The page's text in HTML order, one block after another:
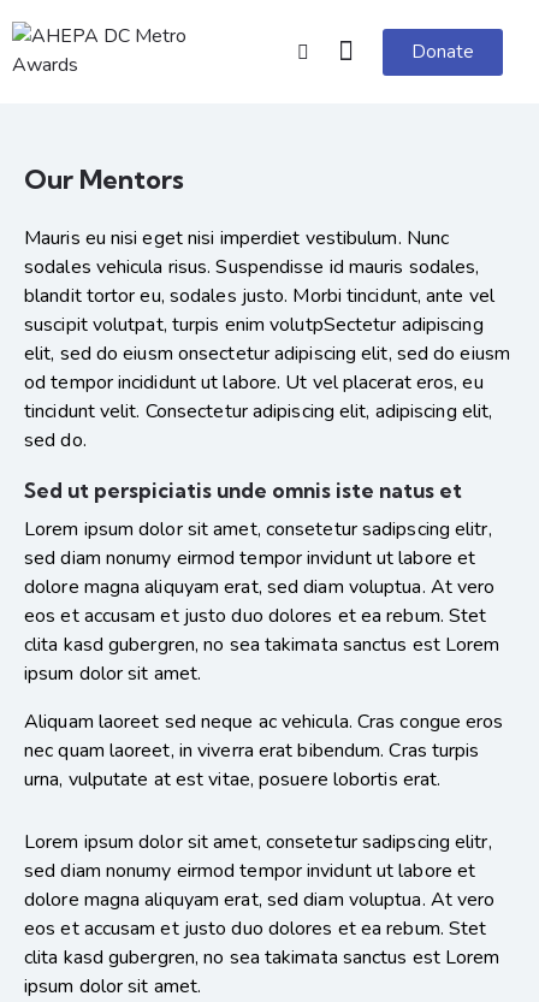
Donate
Our Mentors
Mauris eu nisi eget nisi imperdiet vestibulum. Nunc
sodales vehicula risus. Suspendisse id mauris sodales,
blandit tortor eu, sodales justo. Morbi tincidunt, ante vel
suscipit volutpat, turpis enim volutpSectetur adipiscing
elit, sed do eiusm onsectetur adipiscing elit, sed do eiusm
od tempor incididunt ut labore. Ut vel placerat eros, eu
tincidunt velit. Consectetur adipiscing elit, adipiscing elit,
sed do.
Sed ut perspiciatis unde omnis iste natus et
Lorem ipsum dolor sit amet, consetetur sadipscing elitr,
sed diam nonumy eirmod tempor invidunt ut labore et
dolore magna aliquyam erat, sed diam voluptua. At vero
eos et accusam et justo duo dolores et ea rebum. Stet
clita kasd gubergren, no sea takimata sanctus est Lorem
ipsum dolor sit amet.
Aliquam laoreet sed neque ac vehicula. Cras congue eros
nec quam laoreet, in viverra erat bibendum. Cras turpis
urna, vulputate at est vitae, posuere lobortis erat.
Lorem ipsum dolor sit amet, consetetur sadipscing elitr,
sed diam nonumy eirmod tempor invidunt ut labore et
dolore magna aliquyam erat, sed diam voluptua. At vero
eos et accusam et justo duo dolores et ea rebum. Stet
clita kasd gubergren, no sea takimata sanctus est Lorem
ipsum dolor sit amet.